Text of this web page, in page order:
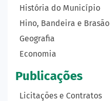
História do Município
Hino, Bandeira e Brasão
Geografia
Economia
Publicações
Licitações e Contratos